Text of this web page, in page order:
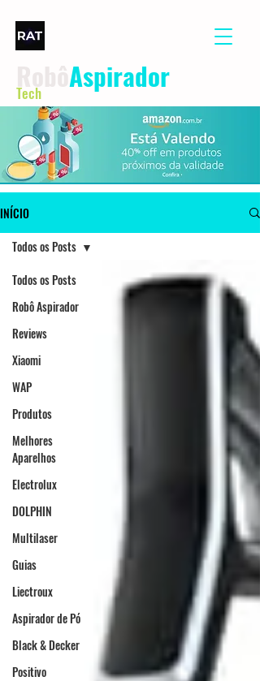
Aspirador
Tech
INÍCIO
Todos os Posts
Robô Aspirador
Reviews
Xiaomi
WAP
Produtos
Melhores
Aparelhos
Electrolux
DOLPHIN
Multilaser
Guias
Liectroux
Aspirador de Pó
Black & Decker
Positivo
Todos os Posts